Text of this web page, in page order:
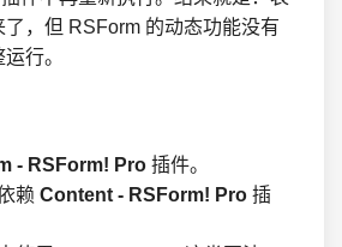
，但 RSForm 的动态功能没有
行。
- RSForm! Pro 插件。
赖 Content - RSForm! Pro 插